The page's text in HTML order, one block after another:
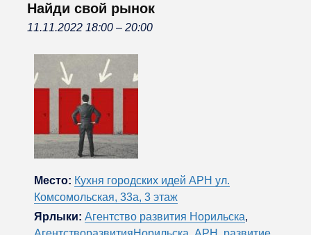
Найди свой рынок
11.11.2022 18:00 – 20:00
Место: Кухня городских идей АРН ул.
Комсомольская, 33а, 3 этаж
Ярлыки: Агентство развития Норильска,